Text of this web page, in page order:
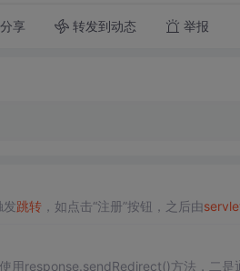
分享 转发到动态 举报
发跳转，如点击“注册”按钮，之后由
用response.sendRedirect()方法，二